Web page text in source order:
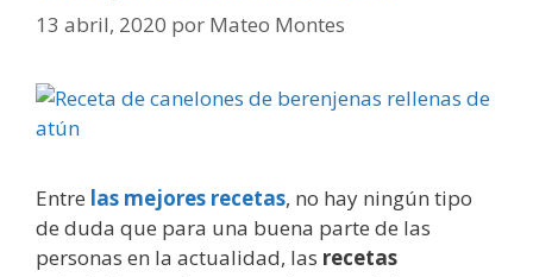
13 abril, 2020 por Mateo Montes
Entre las mejores recetas, no hay ningún tipo
de duda que para una buena parte de las
personas en la actualidad, las recetas